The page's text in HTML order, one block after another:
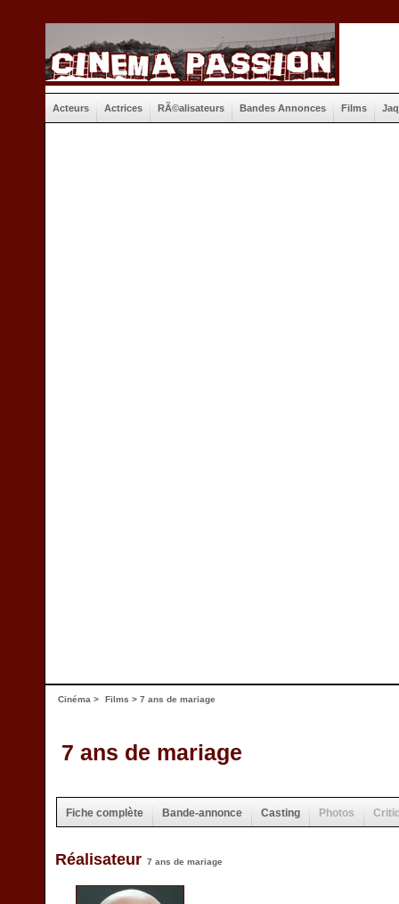
Acteurs Actrices RÃ©alisateurs Bandes Annonces Films
Cinéma > Films > 7 ans de mariage
7 ans de mariage
Fiche complète Bande-annonce Casting Photos
Réalisateur 7 ans de mariage